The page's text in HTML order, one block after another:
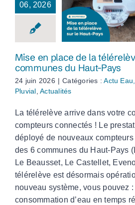
06, 2026
Mise en place
télérelève
communes du
Pays
Mise en place de la
communes du Haut-Pays
24 juin 2026 | Catégories :Actu
Pluvial ,Actualités
La télérelève arrive dans votre
compteurs connectés ! Le
déployé de nouveaux
des 6 communes du Haut-Pays
Le Beausset, Le Castellet,
télérelève est désormais
nouveau système, vous pouvez
consommation d’eau en temps